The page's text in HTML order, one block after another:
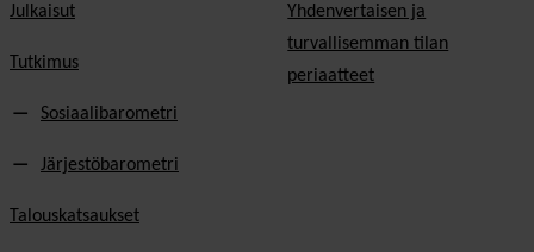
Julkaisut
Tutkimus
Sosiaalibarometri
Järjestöbarometri
Talouskatsaukset
Yhdenvertaisen ja
turvallisemman tilan
periaatteet